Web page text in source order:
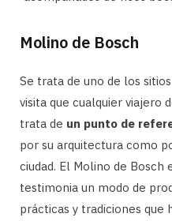
Molino de Bosch
Se trata de uno de los
visita que cualquier viajero
trata de un punto de
por su arquitectura como
ciudad. El Molino de Bosch
testimonia un modo de
prácticas y tradiciones que